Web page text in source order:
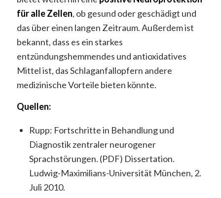
für alle Zellen, ob gesund oder geschädigt und
das über einen langen Zeitraum. Außerdem ist
bekannt, dass es ein starkes
entzündungshemmendes und antioxidatives
Mittel ist, das Schlaganfallopfern andere
medizinische Vorteile bieten könnte.
Quellen:
Rupp: Fortschritte in Behandlung und
Diagnostik zentraler neurogener
Sprachstörungen. (PDF) Dissertation.
Ludwig-Maximilians-Universität München, 2.
Juli 2010.